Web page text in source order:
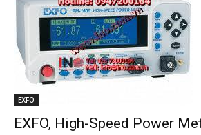
EXFO
EXFO, High-Speed Power